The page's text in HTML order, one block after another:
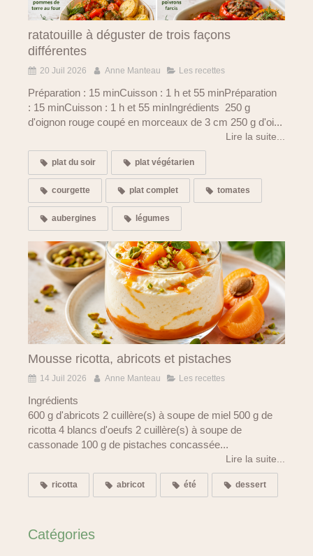
ratatouille à déguster de trois façons
différentes
20 Juil 2026 Anne Manteau Les recettes
Préparation : 15 minCuisson : 1 h et 55 minPréparation
: 15 minCuisson : 1 h et 55 minIngrédients 250 g
d'oignon rouge coupé en morceaux de 3 cm 250 g d'oi...
Lire la suite...
plat du soir plat végétarien
courgette plat complet tomates
aubergines légumes
Mousse ricotta, abricots et pistaches
14 Juil 2026 Anne Manteau Les recettes
Ingrédients
600 g d'abricots 2 cuillère(s) à soupe de miel 500 g de
ricotta 4 blancs d'oeufs 2 cuillère(s) à soupe de
cassonade 100 g de pistaches concassée...
Lire la suite...
ricotta abricot été dessert
Catégories